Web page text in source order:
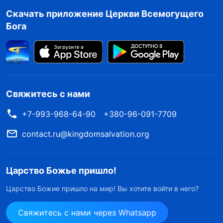
стать достойным творением.
принципы и пренебрегают обустройством Божьего
дома (VII)» в книге «Разоблачение антихристов»
Сам Бог обладает истиной и является ее
источником. От Бога исходит всякая добрая
вещь и всякая правда. Он может судить о
происходящем сейчас и о будущем, еще не
известном человеку. Он единственный судья,
который может судить о правильности и
Скачать приложение Церкви Всемогущего
Бога
Свяжитесь с нами
+7-993-968-64-90
+380-96-091-7709
contact.ru@kingdomsalvation.org
Царство Божье пришло!
Царство Божие пришло на мир! Вы хотите войти в него?
Свяжитесь с нами через Whatsapp